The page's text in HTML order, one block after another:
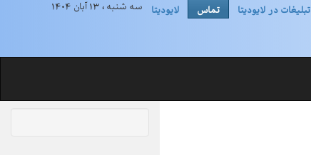
تبلیغات در لایودیتا تماس لایودیتا سه شنبه ، ۱۳ آبان ۱۴۰۴